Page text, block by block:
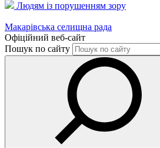
Людям із порушенням зору
Макарівська селищна рада
Офіційний веб-сайт
Пошук по сайту